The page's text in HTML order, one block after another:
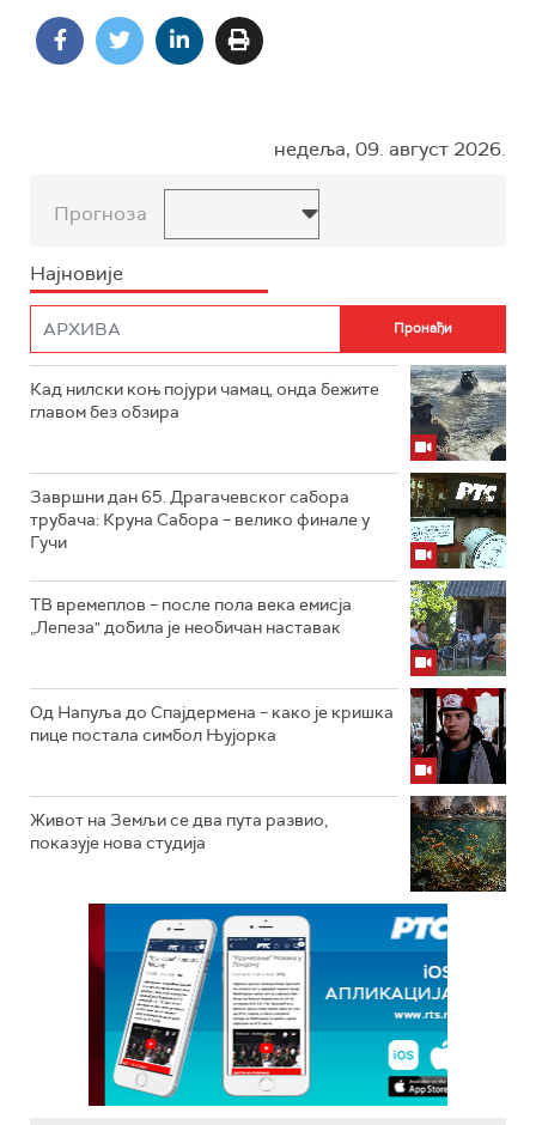
недеља, 09. август 2026.
Прогноза
Најновије
Кад нилски коњ појури чамац, онда бежите
главом без обзира
Завршни дан 65. Драгачевског сабора
трубача: Круна Сабора – велико финале у
Гучи
ТВ времеплов – после пола века емисја
„Лепеза" добила је необичан наставак
Од Напуља до Спајдермена – како је кришка
пице постала симбол Њујорка
Живот на Земљи се два пута развио,
показује нова студија